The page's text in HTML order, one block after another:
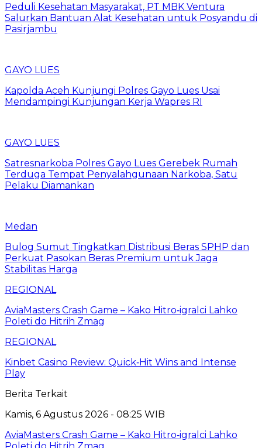
Peduli Kesehatan Masyarakat, PT MBK Ventura
Salurkan Bantuan Alat Kesehatan untuk Posyandu di
Pasirjambu
GAYO LUES
Kapolda Aceh Kunjungi Polres Gayo Lues Usai
Mendampingi Kunjungan Kerja Wapres RI
GAYO LUES
Satresnarkoba Polres Gayo Lues Gerebek Rumah
Terduga Tempat Penyalahgunaan Narkoba, Satu
Pelaku Diamankan
Medan
Bulog Sumut Tingkatkan Distribusi Beras SPHP dan
Perkuat Pasokan Beras Premium untuk Jaga
Stabilitas Harga
REGIONAL
AviaMasters Crash Game – Kako Hitro‑igralci Lahko
Poleti do Hitrih Zmag
REGIONAL
Kinbet Casino Review: Quick‑Hit Wins and Intense
Play
Berita Terkait
Kamis, 6 Agustus 2026 - 08:25 WIB
AviaMasters Crash Game – Kako Hitro‑igralci Lahko